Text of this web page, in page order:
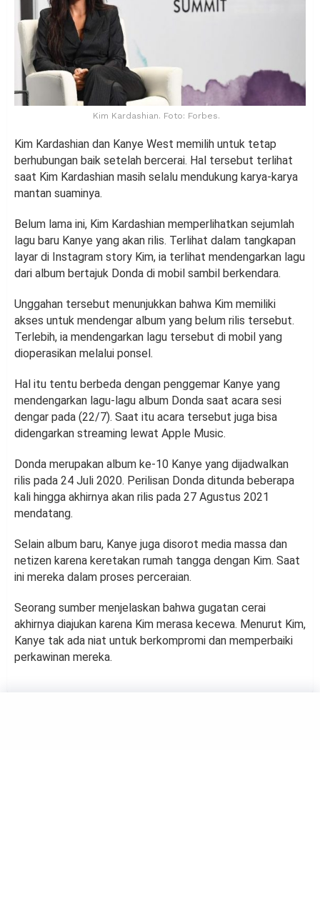
Kim Kardashian. Foto: Forbes.
Kim Kardashian dan Kanye West memilih untuk tetap
berhubungan baik setelah bercerai. Hal tersebut terlihat
saat Kim Kardashian masih selalu mendukung karya-karya
mantan suaminya.
Belum lama ini, Kim Kardashian memperlihatkan sejumlah
lagu baru Kanye yang akan rilis. Terlihat dalam tangkapan
layar di Instagram story Kim, ia terlihat mendengarkan lagu
dari album bertajuk Donda di mobil sambil berkendara.
Unggahan tersebut menunjukkan bahwa Kim memiliki
akses untuk mendengar album yang belum rilis tersebut.
Terlebih, ia mendengarkan lagu tersebut di mobil yang
dioperasikan melalui ponsel.
Hal itu tentu berbeda dengan penggemar Kanye yang
mendengarkan lagu-lagu album Donda saat acara sesi
dengar pada (22/7). Saat itu acara tersebut juga bisa
didengarkan streaming lewat Apple Music.
Donda merupakan album ke-10 Kanye yang dijadwalkan
rilis pada 24 Juli 2020. Perilisan Donda ditunda beberapa
kali hingga akhirnya akan rilis pada 27 Agustus 2021
mendatang.
Selain album baru, Kanye juga disorot media massa dan
netizen karena keretakan rumah tangga dengan Kim. Saat
ini mereka dalam proses perceraian.
Seorang sumber menjelaskan bahwa gugatan cerai
akhirnya diajukan karena Kim merasa kecewa. Menurut Kim,
Kanye tak ada niat untuk berkompromi dan memperbaiki
perkawinan mereka.